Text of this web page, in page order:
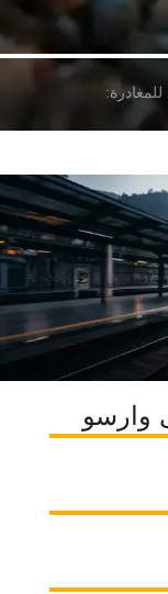
وارسو